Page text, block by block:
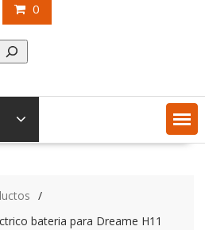
0
Buscar
bateria para Dreame H11